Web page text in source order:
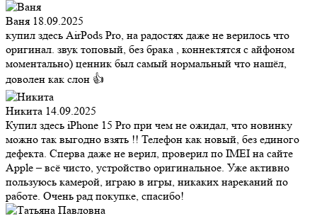
Ваня 18.09.2025
купил здесь AirPods Pro, на радостях даже не верилось что
оригинал. звук топовый, без брака , коннектятся с айфоном
моментально) ценник был самый нормальный что нашёл,
доволен как слон 👍
Никита 14.09.2025
Купил здесь iPhone 15 Pro при чем не ожидал, что новинку
можно так выгодно взять !! Телефон как новый, без единого
дефекта. Сперва даже не верил, проверил по IMEI на сайте
Apple – всё чисто, устройство оригинальное. Уже активно
пользуюсь камерой, играю в игры, никаких нареканий по
работе. Очень рад покупке, спасибо!